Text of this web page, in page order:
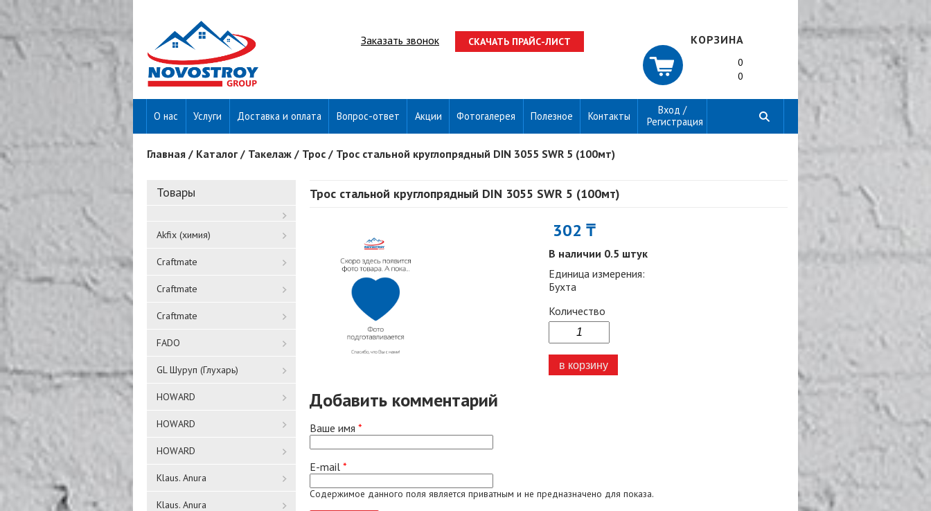
Заказать звонок СКАЧАТЬ ПРАЙС-ЛИСТ КОРЗИНА
0
0
О нас Услуги Доставка и оплата Вопрос-ответ Акции Фотогалерея Полезное Контакты
Вход /
Регистрация
Вы здесь
Главная / Каталог / Такелаж / Трос / Трос стальной круглопрядный DIN 3055 SWR 5 (100мт)
Товары
Akfix (химия)
Craftmate
Craftmate
Craftmate
FADO
GL Шуруп (Глухарь)
HOWARD
HOWARD
HOWARD
Klaus. Anura
Klaus. Anura
Трос стальной круглопрядный DIN 3055 SWR 5 (100мт)
302 ₸
В наличии 0.5 штук
Единица измерения:
Бухта
Количество
Добавить комментарий
Ваше имя *
E-mail *
Содержимое данного поля является приватным и не предназначено для показа.